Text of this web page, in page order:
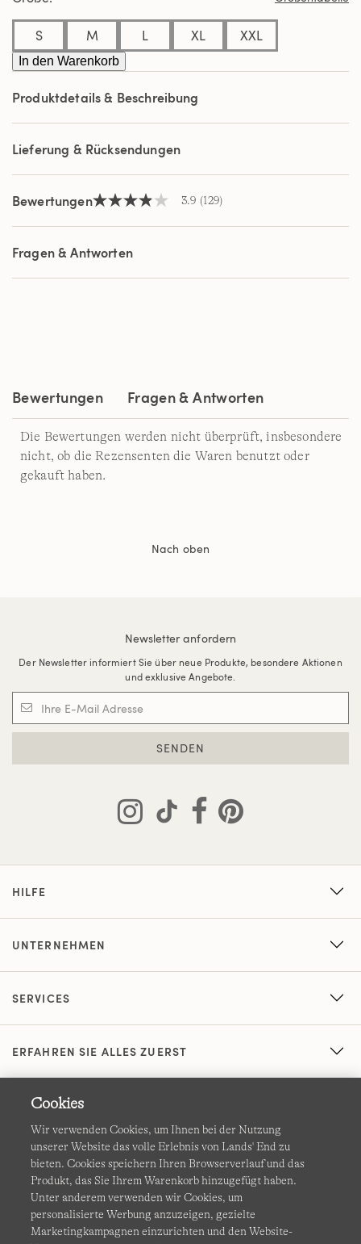
Bewertung.
Read
129
Reviews.
Link
derselben
S M L XL XXL
In den Warenkorb
Produktdetails & Beschreibung
Lieferung & Rücksendungen
Bewertungen3.9
5
Sternen,
Durchschnittswert
Bewertung.
3.9 (129)
Fragen & Antworten
Bewertungen Fragen & Antworten
Die Bewertungen werden nicht überprüft, insbesondere
nicht, ob die Rezensenten die Waren benutzt oder
gekauft haben.
Nach oben
Newsletter anfordern
Der Newsletter informiert Sie über neue Produkte, besondere Aktionen
und exklusive Angebote.
SENDEN
HILFE
UNTERNEHMEN
SERVICES
ERFAHREN SIE ALLES ZUERST
AGB Datenschutz & Sicherheit
Cookies Ich möchte auswählen Barrierefreiheit
Cookies
Wir verwenden Cookies, um Ihnen bei der Nutzung
unserer Website das volle Erlebnis von Lands' End zu
bieten. Cookies speichern Ihren Browserverlauf und das
Produkt, das Sie Ihrem Warenkorb hinzugefügt haben.
Unter anderem verwenden wir Cookies, um
personalisierte Werbung anzuzeigen, gezielte
Marketingkampagnen einzurichten und den Website-